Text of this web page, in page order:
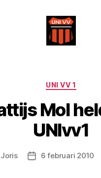
UNI VV 1
Mol
UNIvv1
Joris Berichtdatum
6 februari 2010